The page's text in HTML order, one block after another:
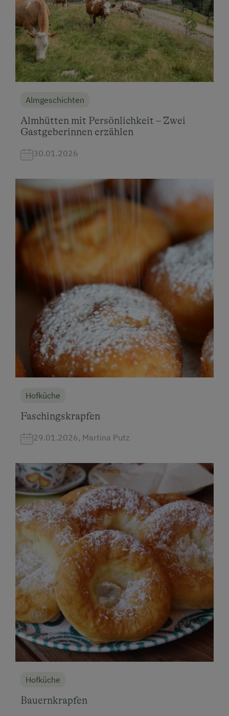
Almgeschichten
Almhütten mit Persönlichkeit – Zwei
Gastgeberinnen erzählen
30.01.2026
Hofküche
Faschingskrapfen
29.01.2026, Martina Putz
Hofküche
Bauernkrapfen